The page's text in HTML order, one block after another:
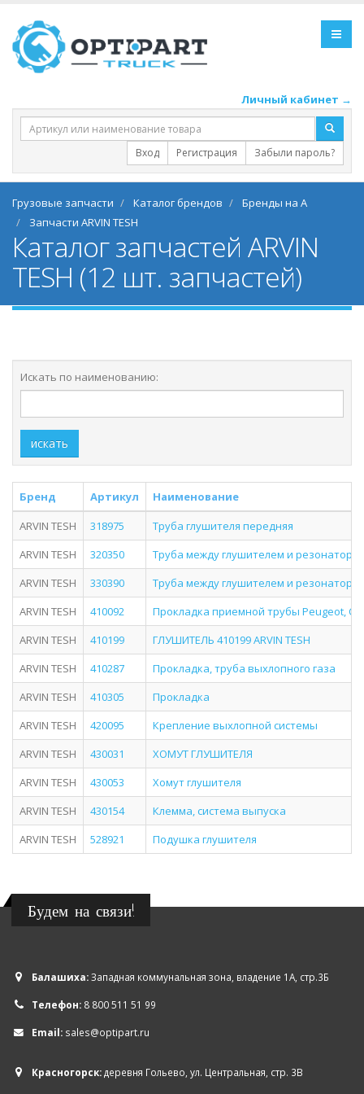
Личный кабинет →
Вход Регистрация Забыли пароль?
Грузовые запчасти Каталог брендов
Бренды на A
Запчасти ARVIN TESH
Каталог запчастей ARVIN
TESH (12 шт. запчастей)
Искать по наименованию:
искать
Бренд Артикул
Наименование
ARVIN TESH
318975
Труба глушителя передняя
ARVIN TESH
320350
Труба между глушителем и
ARVIN TESH
330390
Труба между глушителем и
ARVIN TESH
410092
Прокладка приемной трубы Peugeot,
ARVIN TESH
410199
ГЛУШИТЕЛЬ 410199 ARVIN TESH
ARVIN TESH
410287
Прокладка, труба выхлопного газа
ARVIN TESH
410305
Прокладка
ARVIN TESH
420095
Крепление выхлопной системы
ARVIN TESH
430031
ХОМУТ ГЛУШИТЕЛЯ
ARVIN TESH
430053
Хомут глушителя
ARVIN TESH
430154
Клемма, система выпуска
ARVIN TESH
528921 Подушка глушителя
Будем на связи!
Балашиха:Западная коммунальная зона, владение 1А, стр.3Б
Телефон: 8 800 511 51 99
Email: sales@optipart.ru
Красногорск:деревня Гольево, ул. Центральная, стр. 3В